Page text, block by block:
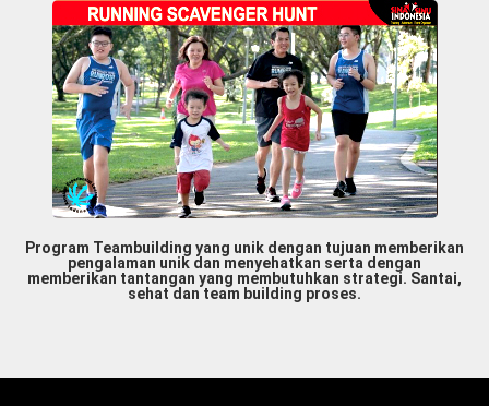
Program Teambuilding yang unik dengan tujuan memberikan
pengalaman unik dan menyehatkan serta dengan
memberikan tantangan yang membutuhkan strategi. Santai,
sehat dan team building proses.